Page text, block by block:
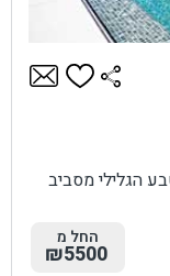
הגלילי מסביב
החל מ
₪5500